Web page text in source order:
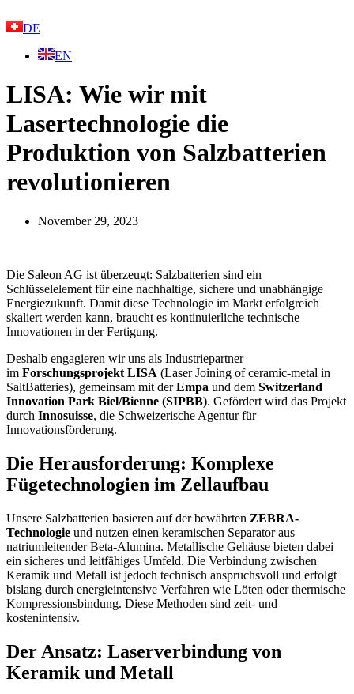
to DE
EN
LISA: Wie wir mit
Lasertechnologie die
Produktion von Salzbatterien
revolutionieren
November 29, 2023
Die Saleon AG ist überzeugt: Salzbatterien sind ein
Schlüsselelement für eine nachhaltige, sichere und unabhängige
Energiezukunft. Damit diese Technologie im Markt erfolgreich
skaliert werden kann, braucht es kontinuierliche technische
Innovationen in der Fertigung.
Deshalb engagieren wir uns als Industriepartner
im Forschungsprojekt LISA (Laser Joining of ceramic-metal in
SaltBatteries), gemeinsam mit derEmpa und dem Switzerland
Innovation Park Biel/Bienne (SIPBB). Gefördert wird das Projekt
durch Innosuisse, die Schweizerische Agentur für
Innovationsförderung.
Die Herausforderung: Komplexe
Fügetechnologien im Zellaufbau
Unsere Salzbatterien basieren auf der bewährten ZEBRA-
Technologie und nutzen einen keramischen Separator aus
natriumleitender Beta-Alumina. Metallische Gehäuse bieten dabei
ein sicheres und leitfähiges Umfeld. Die Verbindung zwischen
Keramik und Metall ist jedoch technisch anspruchsvoll und erfolgt
bislang durch energieintensive Verfahren wie Löten oder thermische
Kompressionsbindung. Diese Methoden sind zeit- und
kostenintensiv.
Der Ansatz: Laserverbindung von
Keramik und Metall